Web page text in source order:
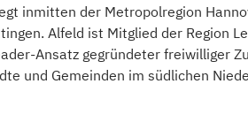
inmitten der Metropolregion
Alfeld ist Mitglied der Region
Ansatz gegründeter freiwilliger
und Gemeinden im südlichen